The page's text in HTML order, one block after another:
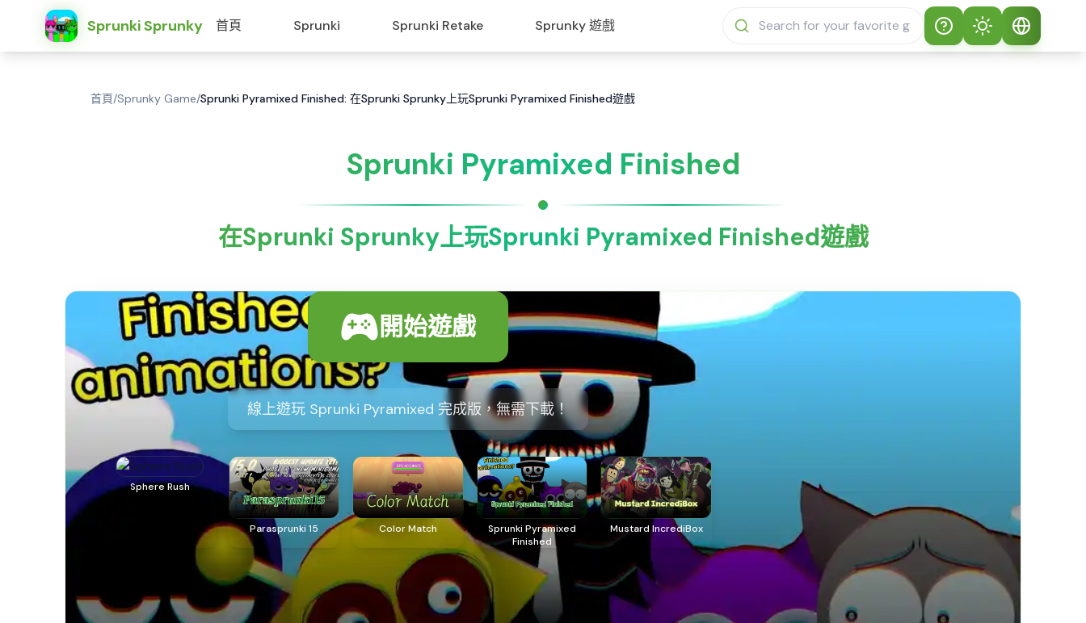
Sprunki Sprunky 首頁 Sprunki Sprunki Retake Sprunky 遊戲 Help
關於 Sprunki
Sprunky
Sprunki Sprunky 功
Theme
Italiano
Deutsch
简体中文
首頁/Sprunky Game/Sprunki Pyramixed Finished: 在Sprunki Sprunky上玩Sprunki Pyramixed Finished遊戲
Sprunki Pyramixed Finished
在Sprunki Sprunky上玩Sprunki Pyramixed Finished遊戲
開始遊戲
線上遊玩 Sprunki Pyramixed 完成版，無需下載！
Sphere Rush
Parasprunki 15 Color Match
Sprunki Pyramixed
Finished
Mustard IncrediBox